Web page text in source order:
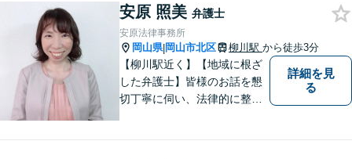
んなささいなことでも構いま
せん。お気軽にご相談くださ
い。【土曜日も受付可能】
【専用駐車場あり】
安原 照美 弁護士
安原法律事務所
岡山県|岡山市北区 柳川駅 から徒歩3分
【柳川駅近く】【地域に根ざ
した弁護士】皆様のお話を懇
切丁寧に伺い、法律的に整理
詳細を見
る